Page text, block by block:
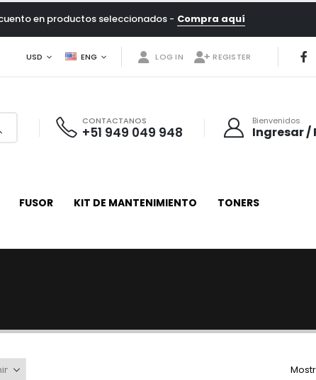
en productos seleccionados - Compra aquí
USD ENG LOG IN REGISTER
CONTACTANOS
+51 949 049 948
Bienvenidos
Ingresar /
FUSOR KIT DE MANTENIMIENTO TONERS